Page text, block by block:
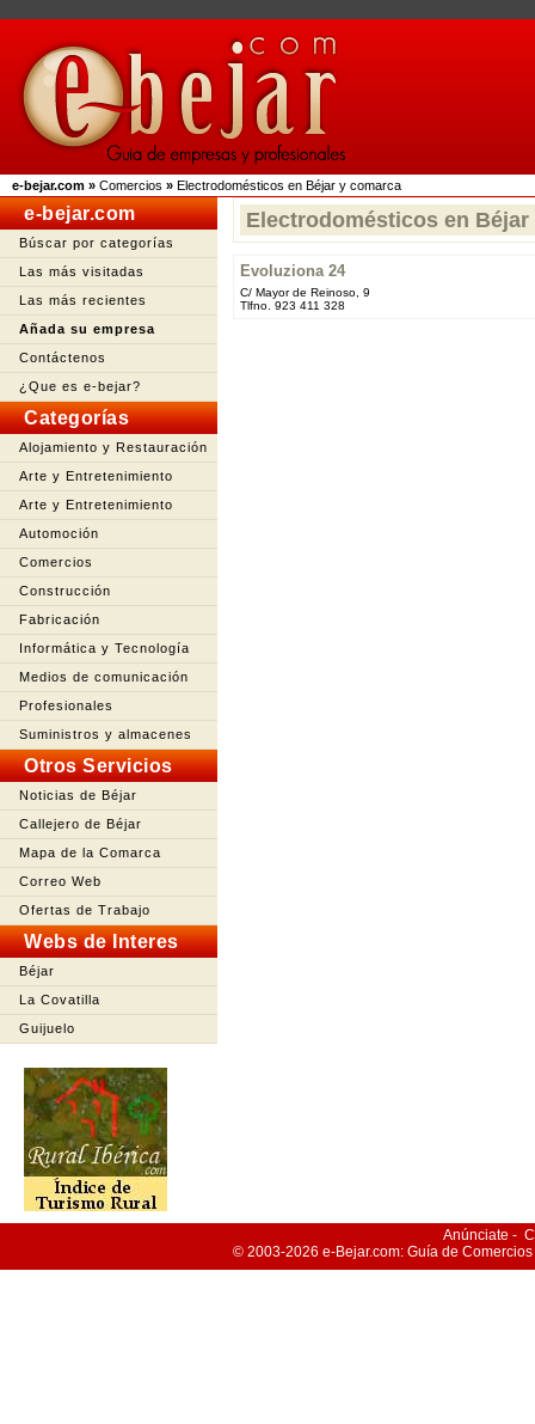
e-bejar.com » Comercios » Electrodomésticos en Béjar y comarca
e-bejar.com
Búscar por categorías
Las más visitadas
Las más recientes
Añada su empresa
Contáctenos
¿Que es e-bejar?
Categorías
Alojamiento y Restauración
Arte y Entretenimiento
Arte y Entretenimiento
Automoción
Comercios
Construcción
Fabricación
Informática y Tecnología
Medios de comunicación
Profesionales
Suministros y almacenes
Otros Servicios
Noticias de Béjar
Callejero de Béjar
Mapa de la Comarca
Correo Web
Ofertas de Trabajo
Webs de Interes
Béjar
La Covatilla
Guijuelo
Electrodomésticos en Béjar
Evoluziona 24
C/ Mayor de Reinoso, 9
Tlfno. 923 411 328
Anúnciate -
© 2003-2026 e-Bejar.com: Guía de